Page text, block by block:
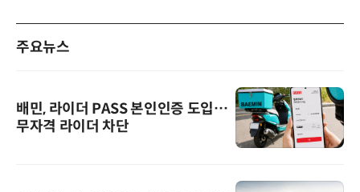
주요뉴스
배민, 라이더 PASS 본인인증 도입…
무자격 라이더 차단